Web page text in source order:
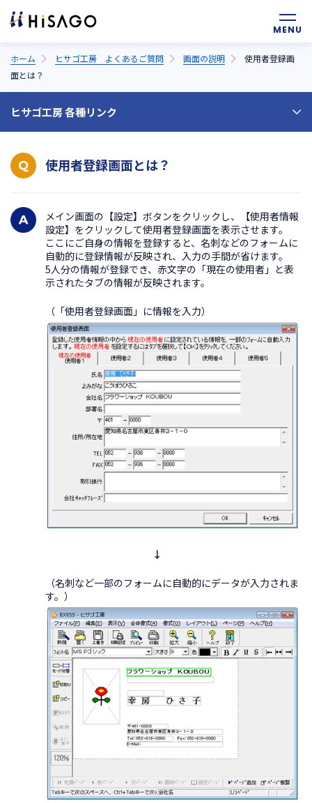
ホーム ヒサゴ工房 よくあるご質問 画面の説明
使用者登録画
面とは？
ヒサゴ工房 各種リンク
ヒサゴ工房トップ よくあるご質問
使用者登録画面とは？
メイン画面の【設定】ボタンをクリックし、【使用者情報
設定】をクリックして使用者登録画面を表示させます。
ここにご自身の情報を登録すると、名刺などのフォームに
自動的に登録情報が反映され、入力の手間が省けます。
5人分の情報が登録でき、赤文字の「現在の使用者」と表
示されたタブの情報が反映されます。
（「使用者登録画面」に情報を入力）
↓
（名刺など一部のフォームに自動的にデータが入力されま
す。）